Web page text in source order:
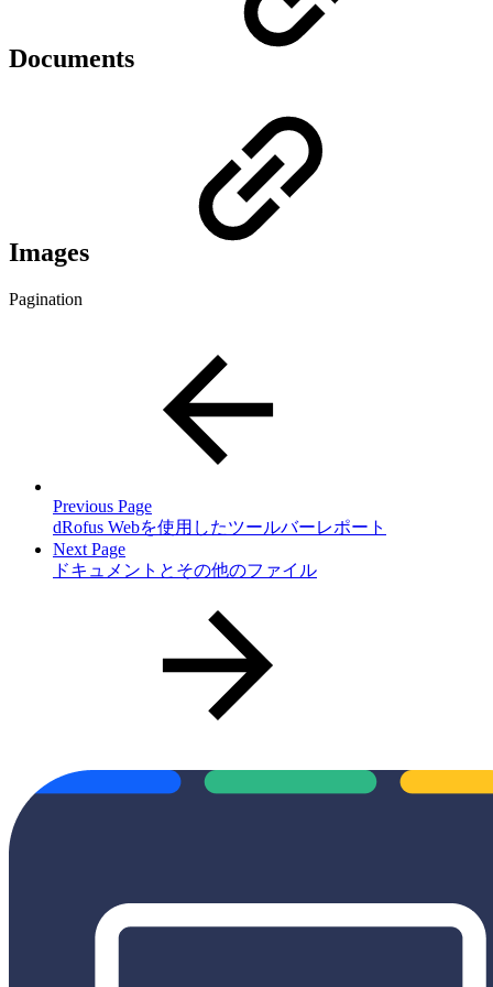
Documents
Images
Pagination
Previous Page
dRofus Webを使用したツールバーレポート
Next Page
ドキュメントとその他のファイル